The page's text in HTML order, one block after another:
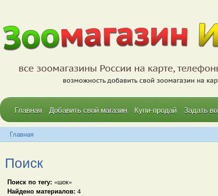
Главная Добавить свой магазин Купи-продай Задать
Главная
Поиск
Поиск по тегу: «шок»
Найдено материалов: 4